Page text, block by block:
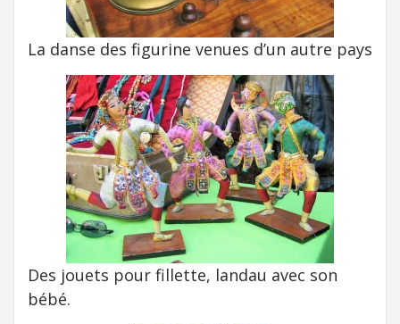
La danse des figurine venues d’un autre pays
Des jouets pour fillette, landau avec son
bébé.